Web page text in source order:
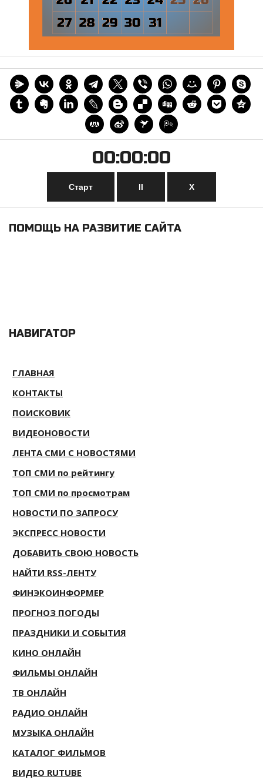
00:00:00
Старт II Х
ПОМОЩЬ НА РАЗВИТИЕ САЙТА
НАВИГАТОР
ГЛАВНАЯ
КОНТАКТЫ
ПОИСКОВИК
ВИДЕОНОВОСТИ
ЛЕНТА СМИ С НОВОСТЯМИ
ТОП СМИ по рейтингу
ТОП СМИ по просмотрам
НОВОСТИ ПО ЗАПРОСУ
ЭКСПРЕСС НОВОСТИ
ДОБАВИТЬ СВОЮ НОВОСТЬ
НАЙТИ RSS-ЛЕНТУ
ФИНЭКОИНФОРМЕР
ПРОГНОЗ ПОГОДЫ
ПРАЗДНИКИ И СОБЫТИЯ
КИНО ОНЛАЙН
ФИЛЬМЫ ОНЛАЙН
ТВ ОНЛАЙН
РАДИО ОНЛАЙН
МУЗЫКА ОНЛАЙН
КАТАЛОГ ФИЛЬМОВ
ВИДЕО RUTUBE